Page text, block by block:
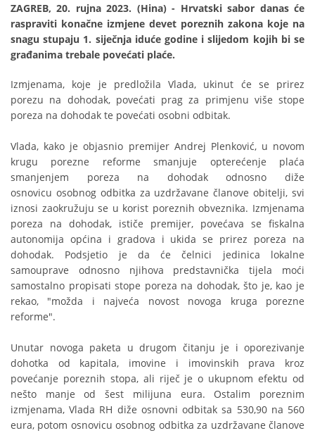
ZAGREB, 20. rujna 2023. (Hina) - Hrvatski sabor danas će
raspraviti konačne izmjene devet poreznih zakona koje na
snagu stupaju 1. siječnja iduće godine i slijedom kojih bi se
građanima trebale povećati plaće.
Izmjenama, koje je predložila Vlada, ukinut će se prirez
porezu na dohodak, povećati prag za primjenu više stope
poreza na dohodak te povećati osobni odbitak.
Vlada, kako je objasnio premijer Andrej Plenković, u novom
krugu porezne reforme smanjuje opterećenje plaća
smanjenjem poreza na dohodak odnosno diže
osnovicu osobnog odbitka za uzdržavane članove obitelji, svi
iznosi zaokružuju se u korist poreznih obveznika. Izmjenama
poreza na dohodak, ističe premijer, povećava se fiskalna
autonomija općina i gradova i ukida se prirez poreza na
dohodak. Podsjetio je da će čelnici jedinica lokalne
samouprave odnosno njihova predstavnička tijela moći
samostalno propisati stope poreza na dohodak, što je, kao je
rekao, "možda i najveća novost novoga kruga porezne
reforme".
Unutar novoga paketa u drugom čitanju je i oporezivanje
dohotka od kapitala, imovine i imovinskih prava kroz
povećanje poreznih stopa, ali riječ je o ukupnom efektu od
nešto manje od šest milijuna eura. Ostalim poreznim
izmjenama, Vlada RH diže osnovni odbitak sa 530,90 na 560
eura, potom osnovicu osobnog odbitka za uzdržavane članove